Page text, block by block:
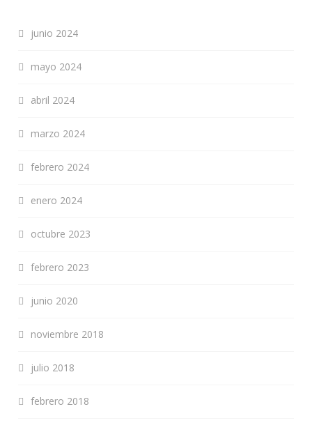
junio 2024
mayo 2024
abril 2024
marzo 2024
febrero 2024
enero 2024
octubre 2023
febrero 2023
junio 2020
noviembre 2018
julio 2018
febrero 2018